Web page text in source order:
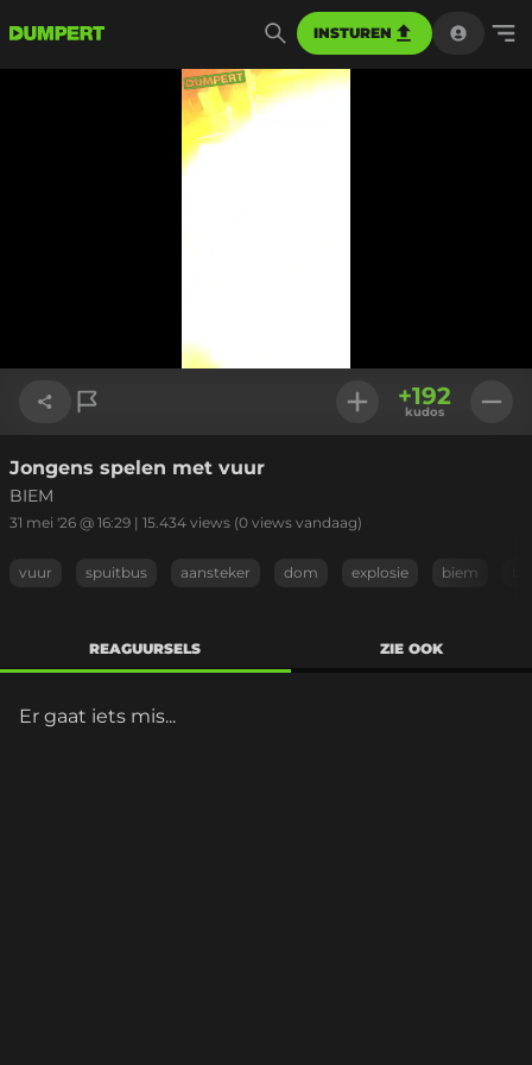
INSTUREN
Link kopiëren
+192
kudos
Jongens spelen met vuur
BIEM
31 mei '26 @ 16:29 | 15.434 views (0 views vandaag)
vuur spuitbus aansteker dom explosie biem
REAGUURSELS ZIE OOK
Er gaat iets mis...